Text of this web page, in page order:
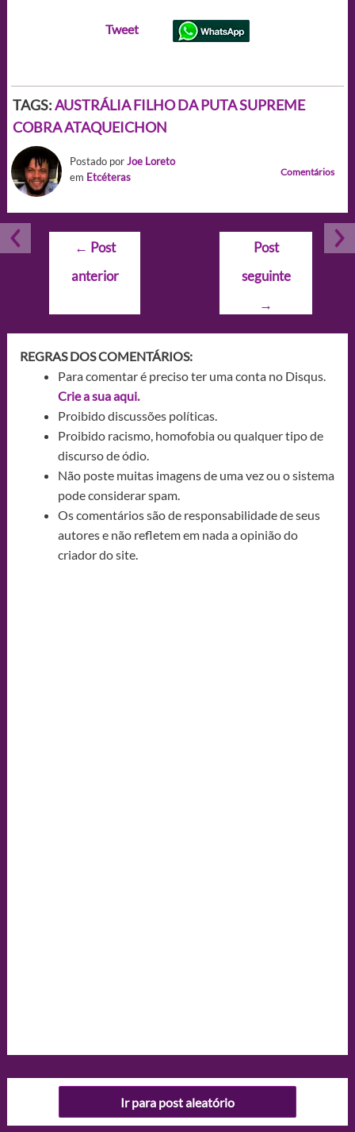
Tweet
TAGS:AUSTRÁLIA FILHO DA PUTA SUPREME
COBRA ATAQUEICHON
Postado porJoe Loreto
em Etcéteras Comentários
Navegação
Post
← Post
anterior
Post
seguinte
→
REGRAS DOS COMENTÁRIOS:
Para comentar é preciso ter uma conta no Disqus.
Crie a sua aqui.
Proibido discussões políticas.
Proibido racismo, homofobia ou qualquer tipo de
discurso de ódio.
Não poste muitas imagens de uma vez ou o sistema
pode considerar spam.
Os comentários são de responsabilidade de seus
autores e não refletem em nada a opinião do
criador do site.
Ir para post aleatório